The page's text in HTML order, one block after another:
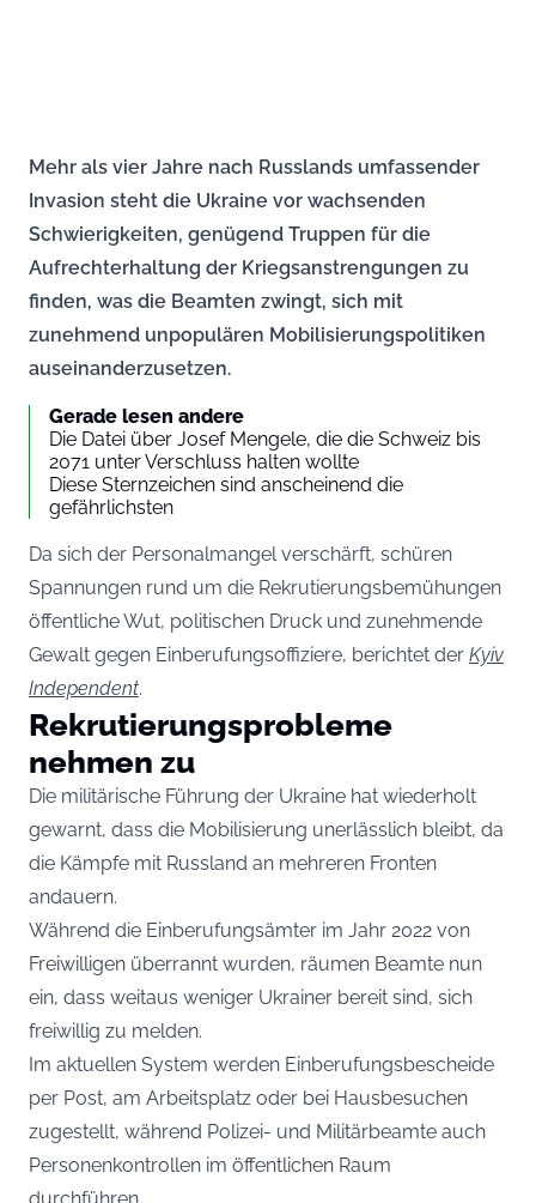
Mehr als vier Jahre nach Russlands umfassender
Invasion steht die Ukraine vor wachsenden
Schwierigkeiten, genügend Truppen für die
Aufrechterhaltung der Kriegsanstrengungen zu
finden, was die Beamten zwingt, sich mit
zunehmend unpopulären Mobilisierungspolitiken
auseinanderzusetzen.
Gerade lesen andere
Die Datei über Josef Mengele, die die Schweiz bis
2071 unter Verschluss halten wollte
Diese Sternzeichen sind anscheinend die
gefährlichsten
Da sich der Personalmangel verschärft, schüren
Spannungen rund um die Rekrutierungsbemühungen
öffentliche Wut, politischen Druck und zunehmende
Gewalt gegen Einberufungsoffiziere, berichtet der Kyiv
Independent.
Rekrutierungsprobleme
nehmen zu
Die militärische Führung der Ukraine hat wiederholt
gewarnt, dass die Mobilisierung unerlässlich bleibt, da
die Kämpfe mit Russland an mehreren Fronten
andauern.
Während die Einberufungsämter im Jahr 2022 von
Freiwilligen überrannt wurden, räumen Beamte nun
ein, dass weitaus weniger Ukrainer bereit sind, sich
freiwillig zu melden.
Im aktuellen System werden Einberufungsbescheide
per Post, am Arbeitsplatz oder bei Hausbesuchen
zugestellt, während Polizei- und Militärbeamte auch
Personenkontrollen im öffentlichen Raum